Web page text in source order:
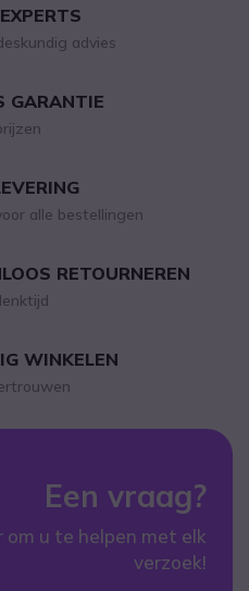
advies
GARANTIE
alle bestellingen
RETOURNEREN
WINKELEN
Een vraag?
om u te helpen met elk
verzoek!